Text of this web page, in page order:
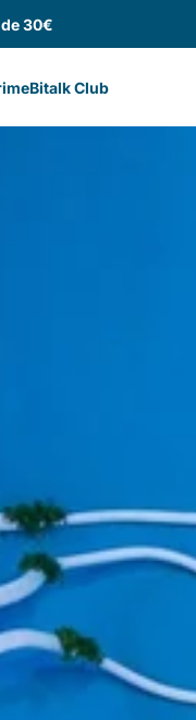
30€
Bitalk Club